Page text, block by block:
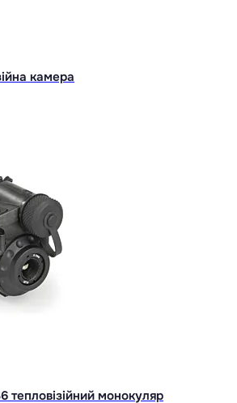
камера
тепловізійний монокуляр